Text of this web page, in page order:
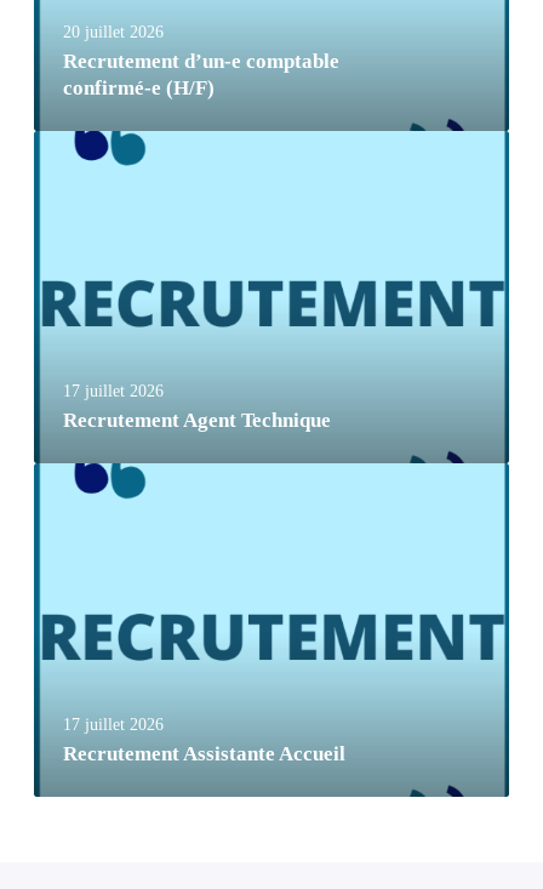
20 juillet 2026
Recrutement d’un-e comptable
confirmé-e (H/F)
17 juillet 2026
Recrutement Agent Technique
17 juillet 2026
Recrutement Assistante Accueil